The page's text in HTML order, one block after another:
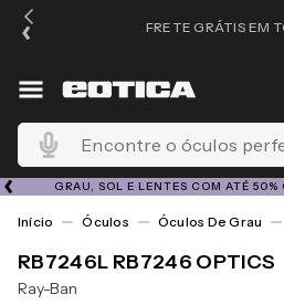
FRETE GRÁTIS EM
Encontre o óculos perfeito para
GRAU, SOL E LENTES COM ATÉ 50%
Óculos Óculos De Grau
RB7246L RB7246 OPTICS
Ray-Ban